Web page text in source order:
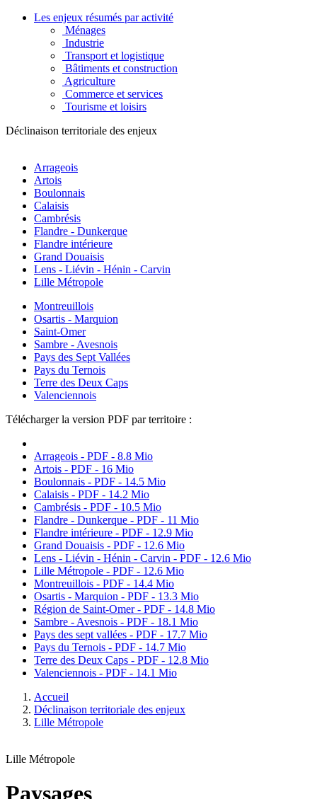
Les enjeux résumés par activité
Ménages
Industrie
Transport et logistique
Bâtiments et construction
Agriculture
Commerce et services
Tourisme et loisirs
Déclinaison territoriale des enjeux
Arrageois
Artois
Boulonnais
Calaisis
Cambrésis
Flandre - Dunkerque
Flandre intérieure
Grand Douaisis
Lens - Liévin - Hénin - Carvin
Lille Métropole
Montreuillois
Osartis - Marquion
Saint-Omer
Sambre - Avesnois
Pays des Sept Vallées
Pays du Ternois
Terre des Deux Caps
Valenciennois
Télécharger la version PDF par territoire :
Arrageois - PDF - 8.8 Mio
Artois - PDF - 16 Mio
Boulonnais - PDF - 14.5 Mio
Calaisis - PDF - 14.2 Mio
Cambrésis - PDF - 10.5 Mio
Flandre - Dunkerque - PDF - 11 Mio
Flandre intérieure - PDF - 12.9 Mio
Grand Douaisis - PDF - 12.6 Mio
Lens - Liévin - Hénin - Carvin - PDF - 12.6 Mio
Lille Métropole - PDF - 12.6 Mio
Montreuillois - PDF - 14.4 Mio
Osartis - Marquion - PDF - 13.3 Mio
Région de Saint-Omer - PDF - 14.8 Mio
Sambre - Avesnois - PDF - 18.1 Mio
Pays des sept vallées - PDF - 17.7 Mio
Pays du Ternois - PDF - 14.7 Mio
Terre des Deux Caps - PDF - 12.8 Mio
Valenciennois - PDF - 14.1 Mio
Accueil
Déclinaison territoriale des enjeux
Lille Métropole
Lille Métropole
Paysages